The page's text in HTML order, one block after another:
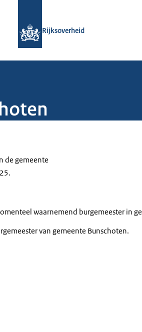
Rijksoverheid
de gemeente
waarnemend burgemeester in
van gemeente